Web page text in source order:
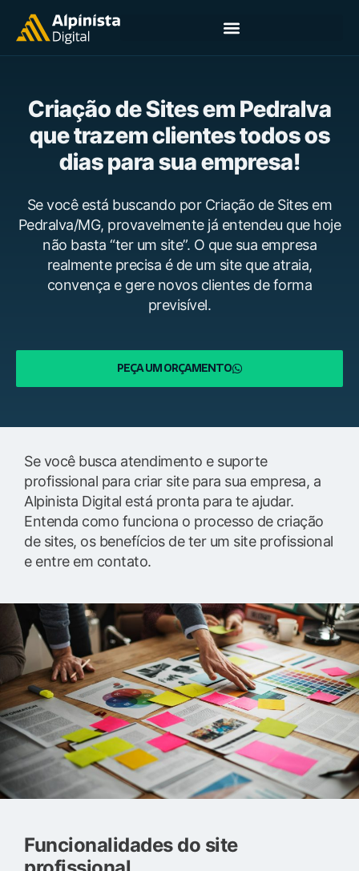
Criação de Sites em Pedralva
que trazem clientes todos os
dias para sua empresa!
Se você está buscando por Criação de Sites em
Pedralva/MG, provavelmente já entendeu que hoje
não basta “ter um site”. O que sua empresa
realmente precisa é de um site que atraia,
convença e gere novos clientes de forma
previsível.
PEÇA UM ORÇAMENTO
Se você busca atendimento e suporte
profissional para criar site para sua empresa, a
Alpinista Digital está pronta para te ajudar.
Entenda como funciona o processo de criação
de sites, os benefícios de ter um site profissional
e entre em contato.
Funcionalidades do site